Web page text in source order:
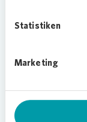
Statistiken
Marketing
de